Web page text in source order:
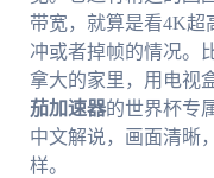
带宽，就算是看4K超
冲或者掉帧的情况。
拿大的家里，用电视
茄加速器的世界杯专
中文解说，画面清晰
样。